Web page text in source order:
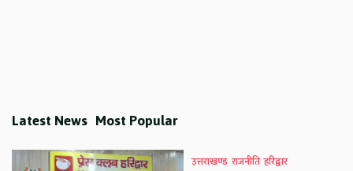
Latest News Most Popular
उत्तराखण्ड राजनीति हरिद्वार